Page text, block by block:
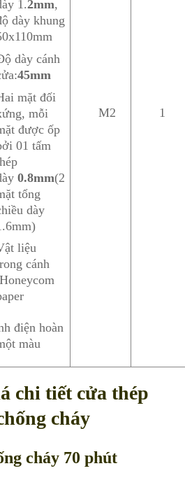
1.2mm,
dày khung
dày cánh
45mm
mặt đối
mỗi
được ốp
01 tấm
0.8mm(2
tổng
dày
liệu
cánh
điện hoàn
màu
M2 1
chi tiết cửa thép
cháy
cháy 70 phút